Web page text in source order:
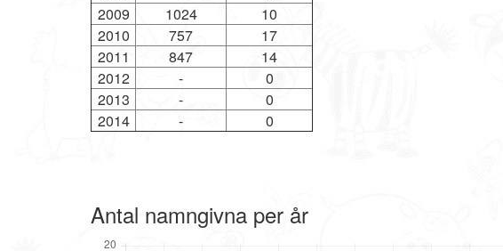
2009
1024
10
2010
757
17
2011
847
14
2012
-
0
2013
-
0
2014
- 0
Antal namngivna per år